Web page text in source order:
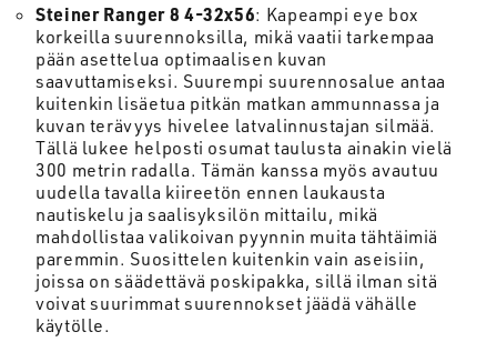
Steiner Ranger 8 4-32x56: Kapeampi eye box
korkeilla suurennoksilla, mikä vaatii tarkempaa
pään asettelua optimaalisen kuvan
saavuttamiseksi. Suurempi suurennosalue antaa
kuitenkin lisäetua pitkän matkan ammunnassa ja
kuvan terävyys hivelee latvalinnustajan silmää.
Tällä lukee helposti osumat taulusta ainakin vielä
300 metrin radalla. Tämän kanssa myös avautuu
uudella tavalla kiireetön ennen laukausta
nautiskelu ja saalisyksilön mittailu, mikä
mahdollistaa valikoivan pyynnin muita tähtäimiä
paremmin. Suosittelen kuitenkin vain aseisiin,
joissa on säädettävä poskipakka, sillä ilman sitä
voivat suurimmat suurennokset jäädä vähälle
käytölle.